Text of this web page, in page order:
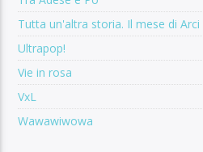
Tutta un'altra storia. Il mese di Arci
Ultrapop!
Vie in rosa
VxL
Wawawiwowa